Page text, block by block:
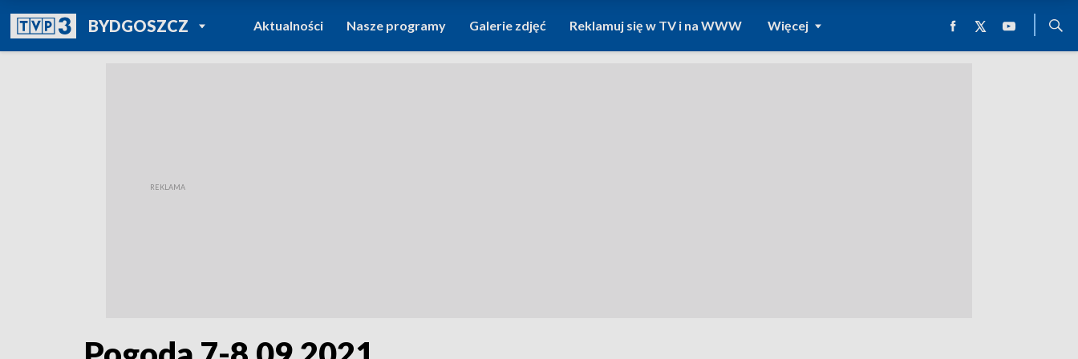
BYDGOSZCZPOWRÓT DO
TVP REGIONY
Aktualności Nasze programy Galerie zdjęć Reklamuj się w TV i na WWW Więcej